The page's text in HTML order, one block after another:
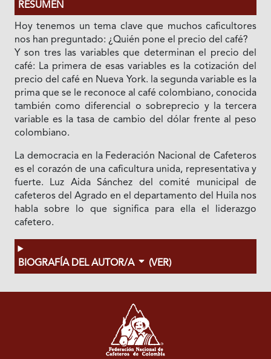
RESUMEN
Hoy tenemos un tema clave que muchos caficultores
nos han preguntado: ¿Quién pone el precio del café?
Y son tres las variables que determinan el precio del
café: La primera de esas variables es la cotización del
precio del café en Nueva York. la segunda variable es la
prima que se le reconoce al café colombiano, conocida
también como diferencial o sobreprecio y la tercera
variable es la tasa de cambio del dólar frente al peso
colombiano.
La democracia en la Federación Nacional de Cafeteros
es el corazón de una caficultura unida, representativa y
fuerte. Luz Aida Sánchez del comité municipal de
cafeteros del Agrado en el departamento del Huila nos
habla sobre lo que significa para ella el liderazgo
cafetero.
BIOGRAFÍA DEL AUTOR/A (VER)